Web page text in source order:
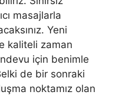
masajlarla
Yeni
kaliteli zaman
için benimle
de bir sonraki
noktamız olan